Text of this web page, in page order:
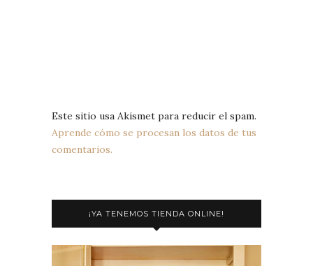
Este sitio usa Akismet para reducir el spam.
Aprende cómo se procesan los datos de tus
comentarios.
¡YA TENEMOS TIENDA ONLINE!